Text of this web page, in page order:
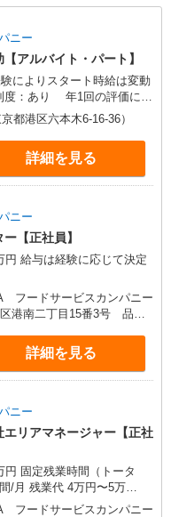
ニー
アルバイト・パート】
度：あり 年1回の評価によ
※アルバイト賞与（寸
続年数により金額UP。
都港区六本木6-16-36）
詳細を見る
ニー
【正社員】
決定
フードサービスカンパニー
区港南二丁目15番3号 品川
詳細を見る
ニー
リアマネージャー【正社
円 固定残業時間（トータ
/月 残業代 4万円〜5万
フードサービスカンパニー